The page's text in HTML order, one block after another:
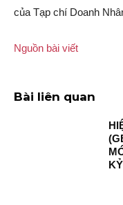
của Tạp chí Doanh
Nguồn bài viết
Bài liên quan